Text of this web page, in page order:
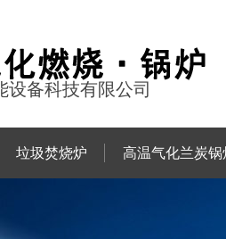
设备科技有限公司
垃圾焚烧炉 高温气化兰炭锅